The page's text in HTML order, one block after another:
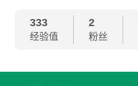
333
经验值
2
粉丝